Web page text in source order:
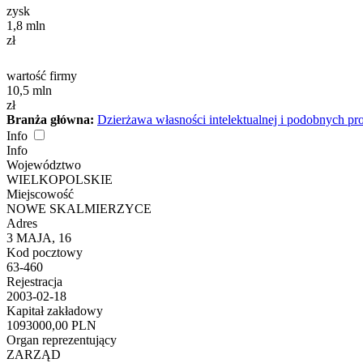
zysk
1,8 mln
zł
wartość firmy
10,5 mln
zł
Branża główna: Dzierżawa własności intelektualnej i podobnych
Info
Info
Województwo
WIELKOPOLSKIE
Miejscowość
NOWE SKALMIERZYCE
Adres
3 MAJA, 16
Kod pocztowy
63-460
Rejestracja
2003-02-18
Kapitał zakładowy
1093000,00 PLN
Organ reprezentujący
ZARZĄD